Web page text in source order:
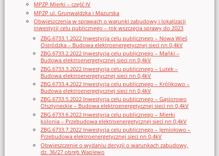
MPZP Mierki – część IV
MPZP ul. Grunwaldzka i Mazurska
Obwieszczenia w sprawach o warunki zabudowy i lokalizacji
inwestycji celu publicznego – rok wszczęcia sprawy do 2023
ZBG.6733.1.2022 Inwestycja celu publicznego – Nowa Wieś
Ostródzka – Budowa elektroenergetycznej sieci nn 0,4kV
ZBG.6733.2.2022 Inwestycja celu publicznego – Mańki –
Budowa elektroenergetycznej sieci nn 0,4kV
ZBG.6733.3.2022 Inwestycja celu publicznego – Lutek –
Budowa elektroenergetycznej sieci nn 0,4kV
ZBG.6733.4.2022 Inwestycja celu publicznego – Królikowo –
Budowa elektroenergetycznej sieci nn 0,4kV
ZBG.6733.5.2022 Inwestycja celu publicznego – Gąsiorowo
Olsztyneckie – Budowa elektroenergetycznej sieci nn 0,4kV
ZBG.6733.6.2022 Inwestycja celu publicznego – Mierki
kolonia – Przebudowa elektroenergetycznej sieci nn 0,4kV
ZBG.6733.7.2022 Inwestycja celu publicznego – Jemiołowo –
Przebudowa elektroenergetycznej sieci nn 0,4kV
Obwieszczenie o wydaniu decyzji o warunkach zabudowy,
dz. 36/27 obręb Waplewo